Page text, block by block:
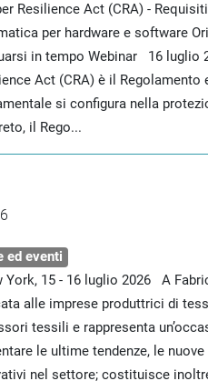
Resilience Act (CRA) -
per hardware e software
in tempo Webinar 16 luglio
Act (CRA) è il
si configura nella
il Rego...
ed eventi
York, 15 - 16 luglio 2026 A
alle imprese produttrici di
tessili e rappresenta
le ultime tendenze, le
nel settore; costituisce